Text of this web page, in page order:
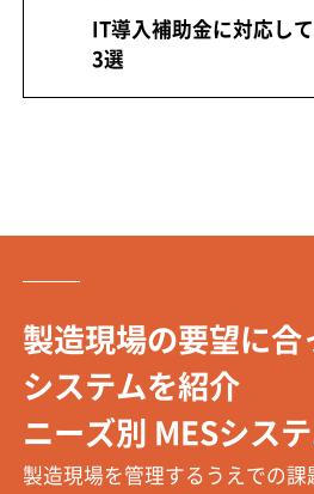
IT導入補助金に対応し
3選
製造現場の要望に合
システムを紹介
ニーズ別 MESシス
製造現場を管理するうえでの